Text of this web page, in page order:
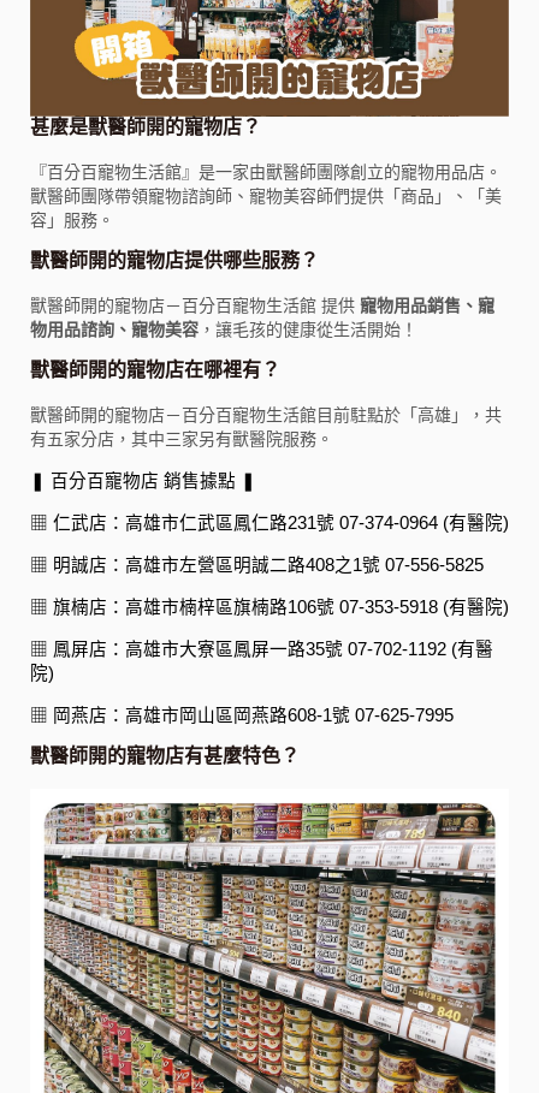
甚麼是獸醫師開的寵物店？
『百分百寵物生活館』是一家由獸醫師團隊創立的寵物用品店。
獸醫師團隊帶領寵物諮詢師、寵物美容師們提供「商品」、「美
容」服務。
獸醫師開的寵物店提供哪些服務？
獸醫師開的寵物店－百分百寵物生活館 提供 寵物用品銷售、寵
物用品諮詢、寵物美容 ，讓毛孩的健康從生活開始！
獸醫師開的寵物店在哪裡有？
獸醫師開的寵物店－百分百寵物生活館目前駐點於「高雄」，共
有五家分店，其中三家另有獸醫院服務。
❚ 百分百寵物店 銷售據點 ❚
▦ 仁武店：高雄市仁武區鳳仁路231號 07-374-0964 (有醫院)
▦ 明誠店：高雄市左營區明誠二路408之1號 07-556-5825
▦ 旗楠店：高雄市楠梓區旗楠路106號 07-353-5918 (有醫院)
▦ 鳳屏店：高雄市大寮區鳳屏一路35號 07-702-1192 (有醫
院)
▦ 岡燕店：高雄市岡山區岡燕路608-1號 07-625-7995
獸醫師開的寵物店有甚麼特色？